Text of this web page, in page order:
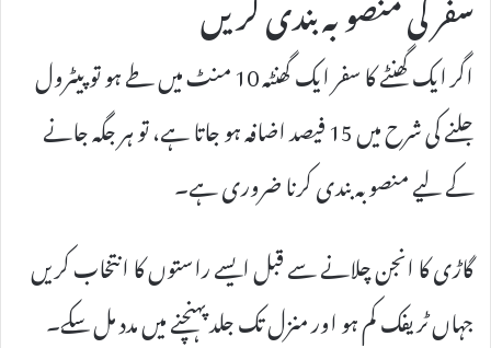
اگر ایک گھنٹے کا سفر ایک گھنٹہ 10 منٹ میں طے ہو تو پیٹرول
جلنے کی شرح میں 15 فیصد اضافہ ہو جاتا ہے، تو ہر جگہ جانے
کے لیے منصوبہ بندی کرنا ضروری ہے۔
گاڑی کا انجن چلانے سے قبل ایسے راستوں کا انتخاب کریں
جہاں ٹریفک کم ہو اور منزل تک جلد پہنچنے میں مدد مل سکے۔